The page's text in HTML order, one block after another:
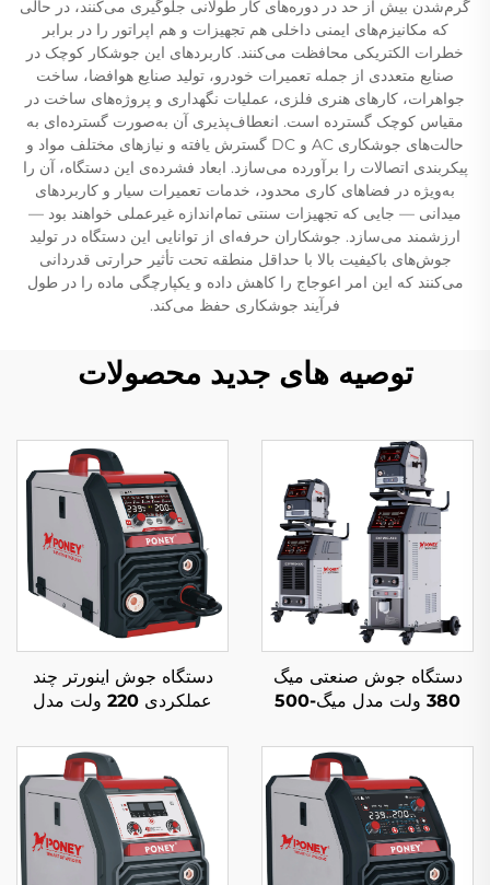
گرم‌شدن بیش از حد در دوره‌های کار طولانی جلوگیری می‌کنند، در حالی
که مکانیزم‌های ایمنی داخلی هم تجهیزات و هم اپراتور را در برابر
خطرات الکتریکی محافظت می‌کنند. کاربردهای این جوشکار کوچک در
صنایع متعددی از جمله تعمیرات خودرو، تولید صنایع هوافضا، ساخت
جواهرات، کارهای هنری فلزی، عملیات نگهداری و پروژه‌های ساخت در
مقیاس کوچک گسترده است. انعطاف‌پذیری آن به‌صورت گسترده‌ای به
حالت‌های جوشکاری AC و DC گسترش یافته و نیازهای مختلف مواد و
پیکربندی اتصالات را برآورده می‌سازد. ابعاد فشرده‌ی این دستگاه، آن را
به‌ویژه در فضاهای کاری محدود، خدمات تعمیرات سیار و کاربردهای
میدانی — جایی که تجهیزات سنتی تمام‌اندازه غیرعملی خواهند بود —
ارزشمند می‌سازد. جوشکاران حرفه‌ای از توانایی این دستگاه در تولید
جوش‌های باکیفیت بالا با حداقل منطقه تحت تأثیر حرارتی قدردانی
می‌کنند که این امر اعوجاج را کاهش داده و یکپارچگی ماده را در طول
فرآیند جوشکاری حفظ می‌کند.
توصیه های جدید محصولات
دستگاه جوش صنعتی میگ
380 ولت مدل میگ-500
اکسید کربن و جوشکاری
قوس الکتریکی میگ/مگ و
جوشکاری گودسازی
دستگاه جوش اینورتر چند
عملکردی 220 ولت مدل
پالس تکی و جوش سینرجیک